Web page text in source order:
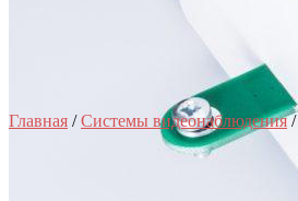
Главная /Системы видеонаблюдения/